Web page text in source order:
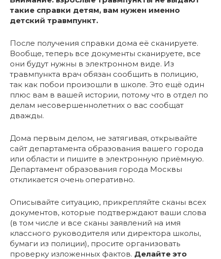
такие справки детям, вам нужен именно
детский травмпункт.
После получения справки дома её сканируете.
Вообще, теперь все документы сканируете, все
они будут нужны в электронном виде. Из
травмпункта врач обязан сообщить в полицию,
так как побои произошли в школе. Это ещё один
плюс вам в вашей истории, потому что в отдел по
делам несовершеннолетних о вас сообщат
дважды.
Дома первым делом, не затягивая, открывайте
сайт департамента образования вашего города
или области и пишите в электронную приёмную.
Департамент образования города Москвы
откликается очень оперативно.
Описывайте ситуацию, прикрепляйте сканы всех
документов, которые подтверждают ваши слова
(в том числе и все сканы заявлений на имя
классного руководителя или директора школы,
бумаги из полиции), просите организовать
проверку изложенных фактов. Делайте это